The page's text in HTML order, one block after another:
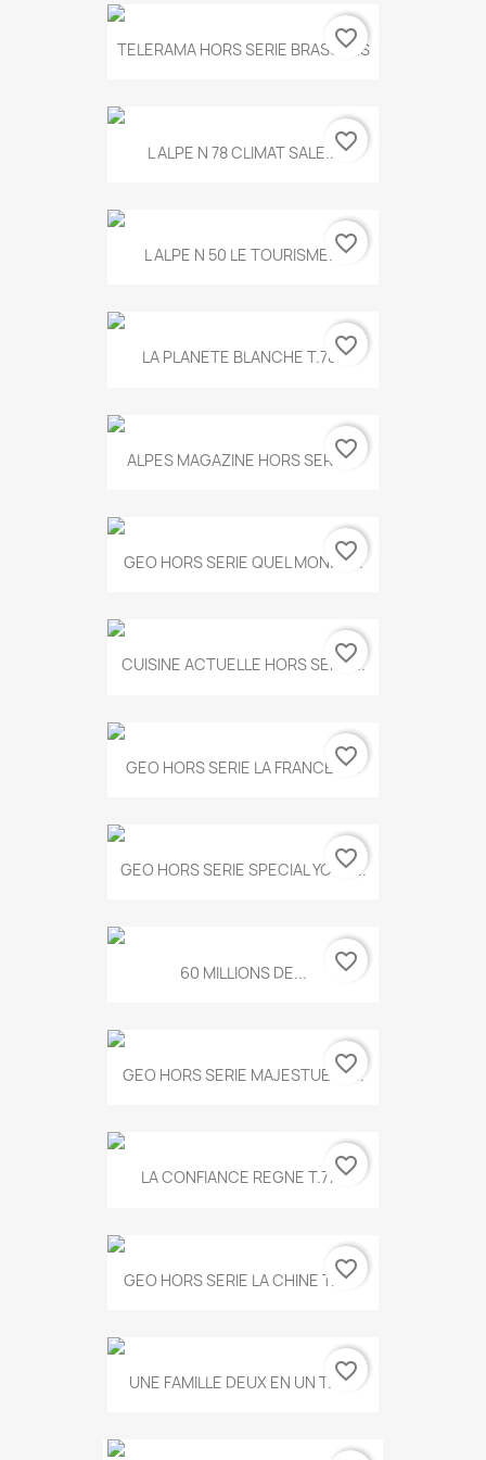
TELERAMA HORS SERIE BRASSENS
favorite_border
L ALPE N 78 CLIMAT SALE...favorite_border
L ALPE N 50 LE TOURISME...favorite_border
LA PLANETE BLANCHE T.785favorite_border
ALPES MAGAZINE HORS SERIE...
favorite_border
GEO HORS SERIE QUEL MONDE...
favorite_border
CUISINE ACTUELLE HORS SERIE...
favorite_border
GEO HORS SERIE LA FRANCE A...
favorite_border
GEO HORS SERIE SPECIAL YOGA...
favorite_border
60 MILLIONS DE... favorite_border
GEO HORS SERIE MAJESTUEUX...
favorite_border
LA CONFIANCE REGNE T.778favorite_border
GEO HORS SERIE LA CHINE T.497
favorite_border
UNE FAMILLE DEUX EN UN T.675
favorite_border